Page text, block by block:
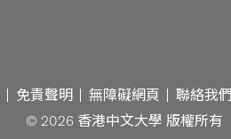
免責聲明 無障礙網頁 聯絡我們
© 2026 香港中文大學 版權所有